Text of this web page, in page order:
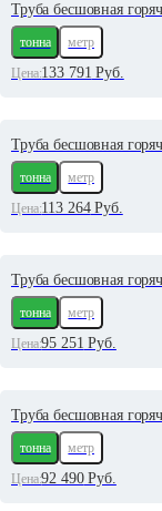
Труба бесшовная
тонна
метр
Цена:133 791 Руб.
Труба бесшовная
тонна
метр
Цена:113 264Руб.
Труба бесшовная
тонна
метр
Цена:95 251 Руб.
Труба бесшовная
тонна
метр
Цена:92 490Руб.